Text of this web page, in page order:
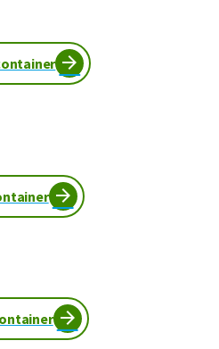
andere oplossingen.
omadvies.